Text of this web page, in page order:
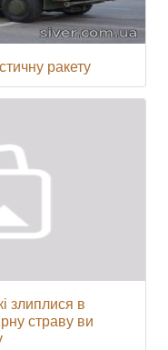
ракету
злиплися в
страву ви